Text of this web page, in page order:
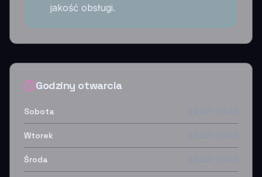
jakość obsługi.
Godziny otwarcia
Sobota
Wtorek
Środa